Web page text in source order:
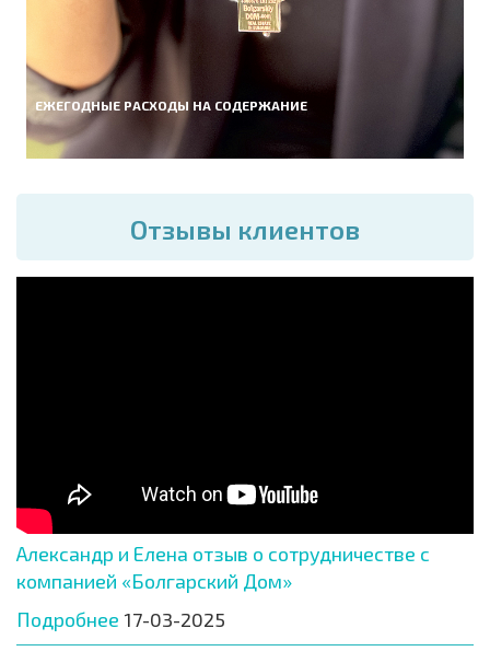
ЕЖЕГОДНЫЕ РАСХОДЫ НА СОДЕРЖАНИЕ
Отзывы клиентов
Александр и Елена отзыв о сотрудничестве с
компанией «Болгарский Дом»
Подробнее 17-03-2025